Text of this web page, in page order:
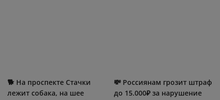
🐕 На проспекте Стачки
лежит собака, на шее
💸 Россиянам грозит штраф
до 15.000₽ за нарушение